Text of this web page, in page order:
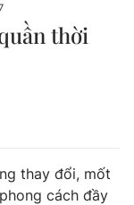
thời
thay đổi, mốt
cách đầy